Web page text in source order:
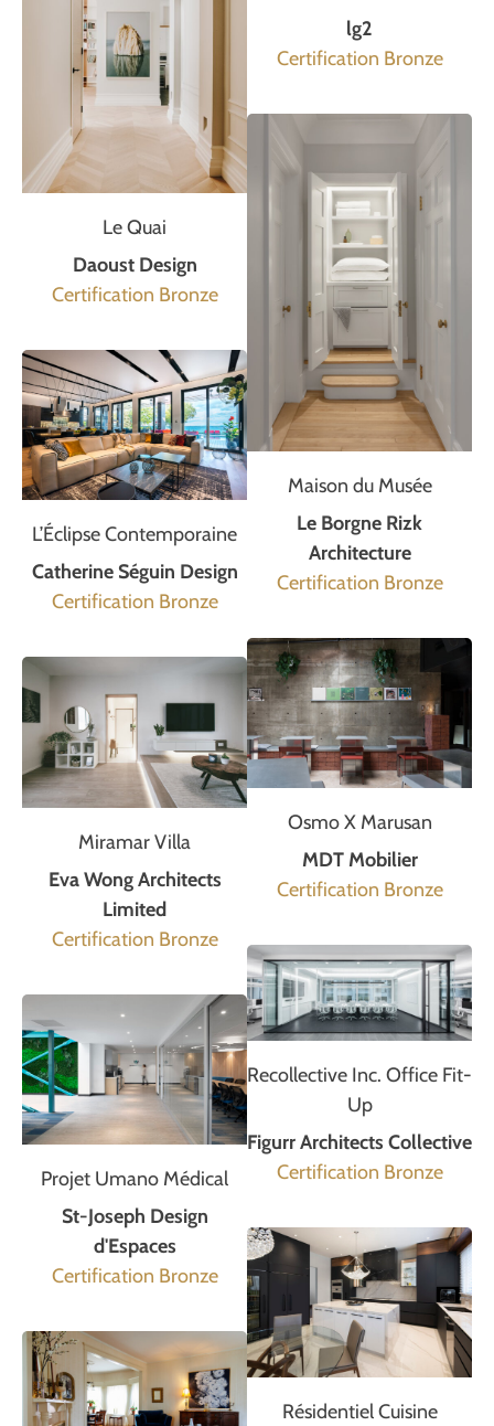
Le Quai
Daoust Design
Certification Bronze
L’Éclipse Contemporaine
Catherine Séguin Design
Certification Bronze
Miramar Villa
Eva Wong Architects
Limited
Certification Bronze
Projet Umano Médical
St-Joseph Design
d'Espaces
Certification Bronze
lg2
Certification Bronze
Maison du Musée
Le Borgne Rizk
Architecture
Certification Bronze
Osmo X Marusan
MDT Mobilier
Certification Bronze
Recollective Inc. Office Fit-
Up
Figurr Architects Collective
Certification Bronze
Résidentiel Cuisine